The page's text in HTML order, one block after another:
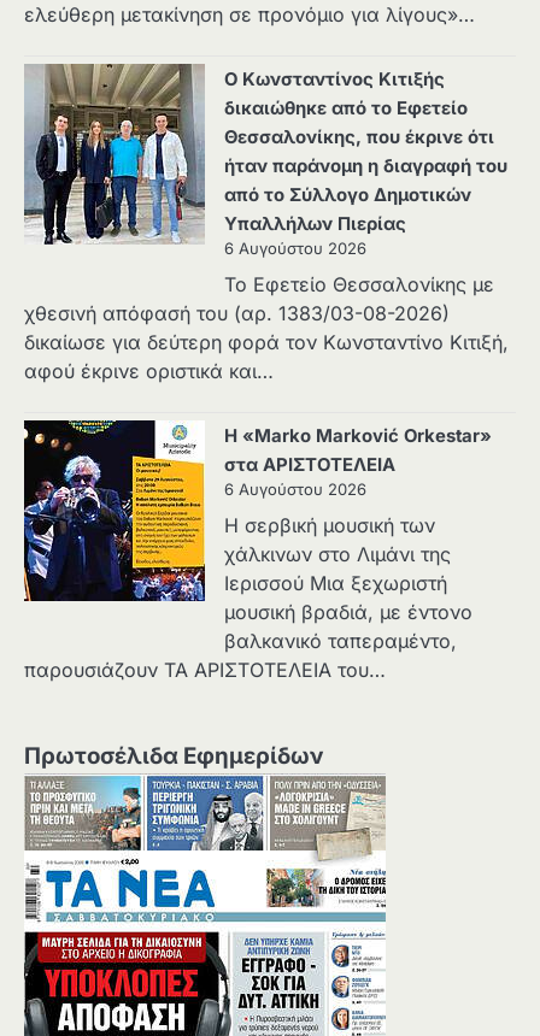
ελεύθερη μετακίνηση σε προνόμιο για λίγους»…
Ο Κωνσταντίνος Κιτιξής
δικαιώθηκε από το Εφετείο
Θεσσαλονίκης, που έκρινε ότι
ήταν παράνομη η διαγραφή του
από το Σύλλογο Δημοτικών
Υπαλλήλων Πιερίας
6 Αυγούστου 2026
Το Εφετείο Θεσσαλονίκης με
χθεσινή απόφασή του (αρ. 1383/03-08-2026)
δικαίωσε για δεύτερη φορά τον Κωνσταντίνο Κιτιξή,
αφού έκρινε οριστικά και…
Η «Marko Marković Orkestar»
στα ΑΡΙΣΤΟΤΕΛΕΙΑ
6 Αυγούστου 2026
Η σερβική μουσική των
χάλκινων στο Λιμάνι της
Ιερισσού Μια ξεχωριστή
μουσική βραδιά, με έντονο
βαλκανικό ταπεραμέντο,
παρουσιάζουν ΤΑ ΑΡΙΣΤΟΤΕΛΕΙΑ του…
Πρωτοσέλιδα Εφημερίδων